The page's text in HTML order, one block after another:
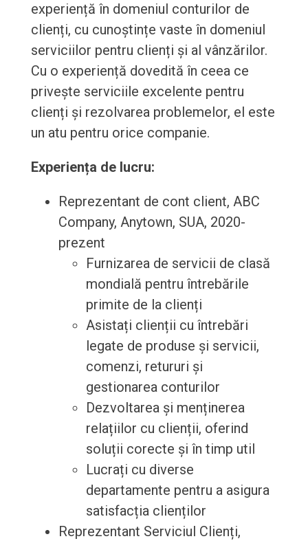
experiență în domeniul conturilor de
clienți, cu cunoștințe vaste în domeniul
serviciilor pentru clienți și al vânzărilor.
Cu o experiență dovedită în ceea ce
privește serviciile excelente pentru
clienți și rezolvarea problemelor, el este
un atu pentru orice companie.
Experiența de lucru:
Reprezentant de cont client, ABC
Company, Anytown, SUA, 2020-
prezent
Furnizarea de servicii de clasă
mondială pentru întrebările
primite de la clienți
Asistați clienții cu întrebări
legate de produse și servicii,
comenzi, retururi și
gestionarea conturilor
Dezvoltarea și menținerea
relațiilor cu clienții, oferind
soluții corecte și în timp util
Lucrați cu diverse
departamente pentru a asigura
satisfacția clienților
Reprezentant Serviciul Clienți,